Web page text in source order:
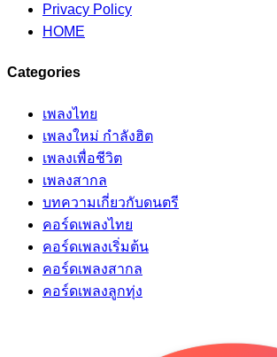
Privacy Policy
HOME
Categories
เพลงไทย
เพลงใหม่ กำลังฮิต
เพลงเพื่อชีวิต
เพลงสากล
บทความเกี่ยวกับดนตรี
คอร์ดเพลงไทย
คอร์ดเพลงเริ่มต้น
คอร์ดเพลงสากล
คอร์ดเพลงลูกทุ่ง